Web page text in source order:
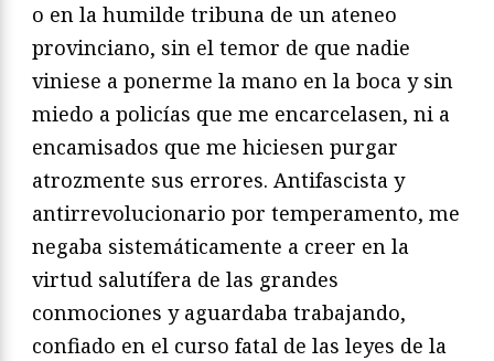
o en la humilde tribuna de un ateneo
provinciano, sin el temor de que nadie
viniese a ponerme la mano en la boca y sin
miedo a policías que me encarcelasen, ni a
encamisados que me hiciesen purgar
atrozmente sus errores. Antifascista y
antirrevolucionario por temperamento, me
negaba sistemáticamente a creer en la
virtud salutífera de las grandes
conmociones y aguardaba trabajando,
confiado en el curso fatal de las leyes de la